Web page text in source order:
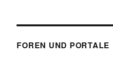
FOREN UND PORTALE